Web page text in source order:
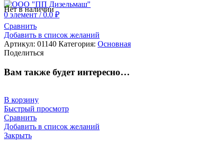
0элемент / 0.0₽
Нет в наличии
Сравнить
Добавить в список желаний
Артикул: 01140 Категория: Основная
Поделиться
Вам также будет интересно…
В корзину
Быстрый просмотр
Сравнить
Добавить в список желаний
Закрыть